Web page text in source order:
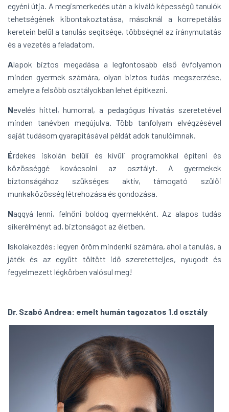
egyéni útja. A megismerkedés után a kiváló képességű tanulók
tehetségének kibontakoztatása, másoknál a korrepetálás
keretein belül a tanulás segítsége, többségnél az iránymutatás
és a vezetés a feladatom.
Alapok biztos megadása a legfontosabb első évfolyamon
minden gyermek számára, olyan biztos tudás megszerzése,
amelyre a felsőbb osztályokban lehet építkezni.
Nevelés hittel, humorral, a pedagógus hivatás szeretetével
minden tanévben megújulva. Több tanfolyam elvégzésével
saját tudásom gyarapításával példát adok tanulóimnak.
Érdekes iskolán belüli és kívüli programokkal építeni és
közösséggé kovácsolni az osztályt. A gyermekek
biztonságához szükséges aktív, támogató szülői
munkaközösség létrehozása és gondozása.
Naggyá lenni, felnőni boldog gyermekként. Az alapos tudás
sikerélményt ad, biztonságot az életben.
Iskolakezdés: legyen öröm mindenki számára, ahol a tanulás, a
játék és az együtt töltött idő szeretetteljes, nyugodt és
fegyelmezett légkörben valósul meg!
Dr. Szabó Andrea: emelt humán tagozatos 1.d osztály